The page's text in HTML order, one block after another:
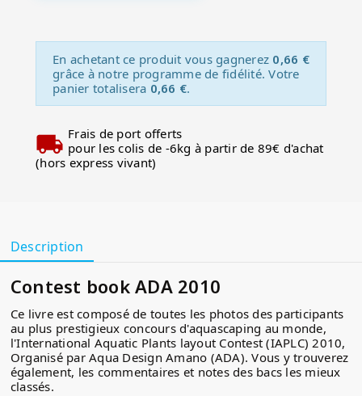
En achetant ce produit vous gagnerez 0,66 €
grâce à notre programme de fidélité. Votre
panier totalisera 0,66 €.
Frais de port offerts
pour les colis de -6kg à partir de 89€ d'achat
(hors express vivant)
Description
Contest book ADA 2010
Ce livre est composé de toutes les photos des participants
au plus prestigieux concours d'aquascaping au monde,
l'International Aquatic Plants layout Contest (IAPLC) 2010,
Organisé par Aqua Design Amano (ADA). Vous y trouverez
également, les commentaires et notes des bacs les mieux
classés.